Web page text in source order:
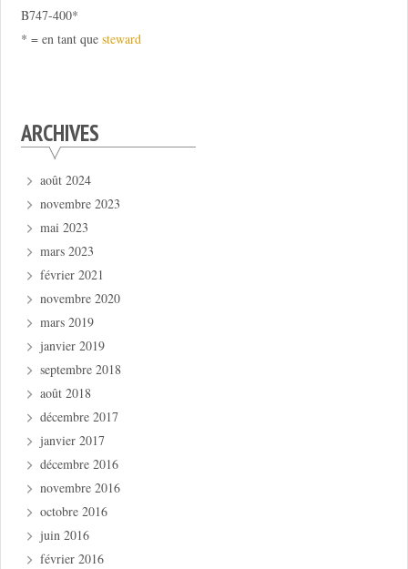
B747-400*
* = en tant que steward
ARCHIVES
août 2024
novembre 2023
mai 2023
mars 2023
février 2021
novembre 2020
mars 2019
janvier 2019
septembre 2018
août 2018
décembre 2017
janvier 2017
décembre 2016
novembre 2016
octobre 2016
juin 2016
février 2016